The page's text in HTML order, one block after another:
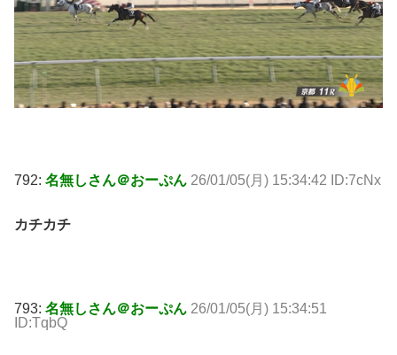
792: 名無しさん＠おーぷん 26/01/05(月) 15:34:42 ID:7cNx
カチカチ
793: 名無しさん＠おーぷん 26/01/05(月) 15:34:51
ID:TqbQ